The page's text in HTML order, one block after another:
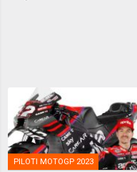
PILOTI MOTOGP 2023